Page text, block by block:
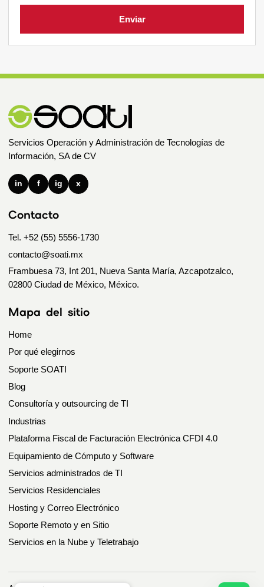
Enviar
Servicios Operación y Administración de Tecnologías de
Información, SA de CV
in f ig x
Contacto
Tel. +52 (55) 5556-1730
contacto@soati.mx
Frambuesa 73, Int 201, Nueva Santa María, Azcapotzalco,
02800 Ciudad de México, México.
Mapa del sitio
Home
Por qué elegirnos
Soporte SOATI
Blog
Consultoría y outsourcing de TI
Industrias
Plataforma Fiscal de Facturación Electrónica CFDI 4.0
Equipamiento de Cómputo y Software
Servicios administrados de TI
Servicios Residenciales
Hosting y Correo Electrónico
Soporte Remoto y en Sitio
Servicios en la Nube y Teletrabajo